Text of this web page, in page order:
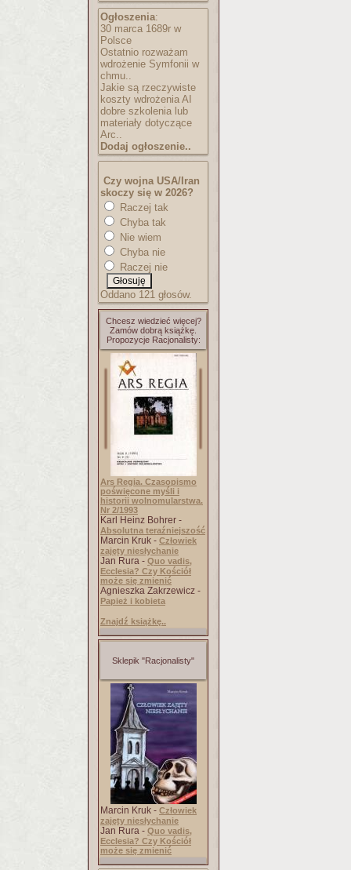
Ogłoszenia:
30 marca 1689r w
Polsce
Ostatnio rozważam
wdrożenie Symfonii w
chmu..
Jakie są rzeczywiste
koszty wdrożenia AI
dobre szkolenia lub
materiały dotyczące
Arc..
Dodaj ogłoszenie..
Czy wojna USA/Iran
skoczy się w 2026?
Raczej tak
Chyba tak
Nie wiem
Chyba nie
Raczej nie
Oddano 121 głosów.
Chcesz wiedzieć więcej?
Zamów dobrą książkę.
Propozycje Racjonalisty:
Ars Regia. Czasopismo
poświęcone myśli i
historii wolnomularstwa.
Nr 2/1993
Karl Heinz Bohrer -
Absolutna teraźniejszość
Marcin Kruk - Człowiek
zajęty niesłychanie
Jan Rura - Quo vadis,
Ecclesia? Czy Kościół
może się zmienić
Agnieszka Zakrzewicz -
Papież i kobieta
Znajdź książkę..
Sklepik "Racjonalisty"
Marcin Kruk - Człowiek
zajęty niesłychanie
Jan Rura - Quo vadis,
Ecclesia? Czy Kościół
może się zmienić